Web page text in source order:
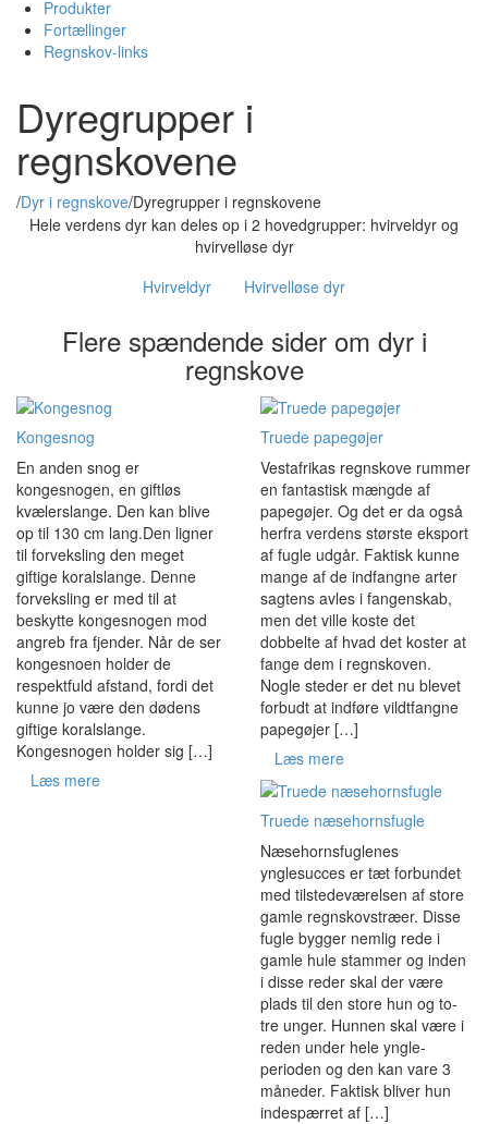
Produkter
Fortællinger
Regnskov-links
Dyregrupper i
regnskovene
/Dyr i regnskove/Dyregrupper i regnskovene
Hele verdens dyr kan deles op i 2 hovedgrupper: hvirveldyr og
hvirvelløse dyr
Hvirveldyr
Hvirvelløse dyr
Flere spændende sider om dyr i
regnskove
Kongesnog
En anden snog er
kongesnogen, en giftløs
kvælerslange. Den kan blive
op til 130 cm lang.Den ligner
til forveksling den meget
giftige koralslange. Denne
forveksling er med til at
beskytte kongesnogen mod
angreb fra fjender. Når de ser
kongesnoen holder de
respektfuld afstand, fordi det
kunne jo være den dødens
giftige koralslange.
Kongesnogen holder sig […]
Læs mere
Truede papegøjer
Vestafrikas regnskove rummer
en fantastisk mængde af
papegøjer. Og det er da også
herfra verdens største eksport
af fugle udgår. Faktisk kunne
mange af de indfangne arter
sagtens avles i fangenskab,
men det ville koste det
dobbelte af hvad det koster at
fange dem i regnskoven.
Nogle steder er det nu blevet
forbudt at indføre vildtfangne
papegøjer […]
Læs mere
Truede næsehornsfugle
Næsehornsfuglenes
ynglesucces er tæt forbundet
med tilstedeværelsen af store
gamle regnskovstræer. Disse
fugle bygger nemlig rede i
gamle hule stammer og inden
i disse reder skal der være
plads til den store hun og to-
tre unger. Hunnen skal være i
reden under hele yngle-
perioden og den kan vare 3
måneder. Faktisk bliver hun
indespærret af […]